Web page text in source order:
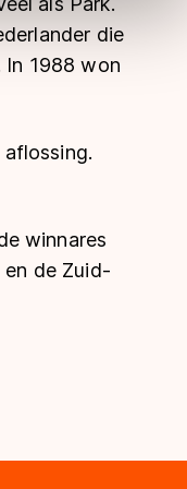
die
In 1988 won
winnares
en de Zuid-